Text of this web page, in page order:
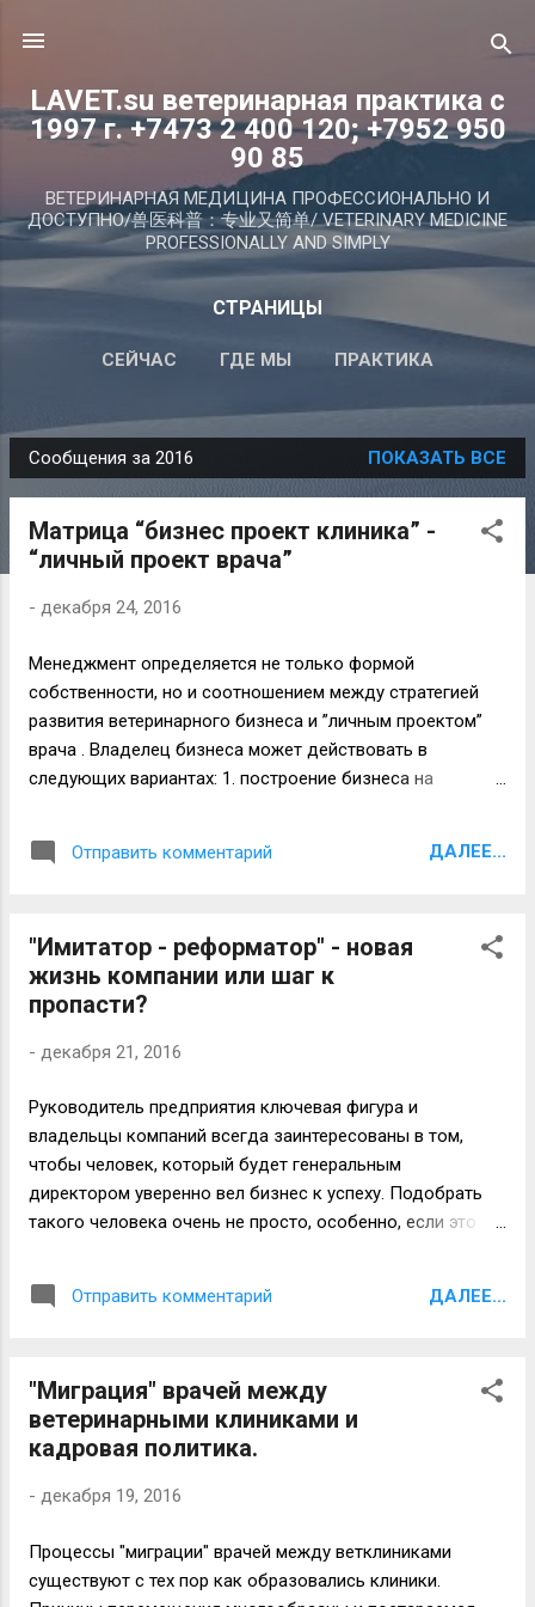
LAVET.su ветеринарная практика с
1997 г. +7473 2 400 120; +7952 950
90 85
ВЕТЕРИНАРНАЯ МЕДИЦИНА ПРОФЕССИОНАЛЬНО И
ДОСТУПНО/兽医科普：专业又简单/ VETERINARY MEDICINE
PROFESSIONALLY AND SIMPLY
СТРАНИЦЫ
СЕЙЧАС ГДЕ МЫ ПРАКТИКА
ID (ЧИП) ПОДРОБНЕЕ…
С
о
щ
Сообщения за 2016 ПОКАЗАТЬ ВСЕ
Матрица “бизнес проект клиника” -
“личный проект врача”
- декабря 24, 2016
Менеджмент определяется не только формой
собственности, но и соотношением между стратегией
развития ветеринарного бизнеса и ”личным проектом”
врача . Владелец бизнеса может действовать в
следующих вариантах: 1. построение бизнеса на
возможной прибыли за короткое время с неясной
врача: 1. врач работает с целью профессионального
роста и карьерный рост планируется с составе
ветклиники 2.сознательная временная работа
образом образуется матрица вариантов “бизнес проект
“бизнес проект клиника” ) (по горизонтали - “личный
проект врача” ) ...
Отправить комментарий ДАЛЕЕ...
"Имитатор - реформатор" - новая
жизнь компании или шаг к
пропасти?
- декабря 21, 2016
Руководитель предприятия ключевая фигура и
владельцы компаний всегда заинтересованы в том,
чтобы человек, который будет генеральным
директором уверенно вел бизнес к успеху. Подобрать
такого человека очень не просто, особенно, если это
если это предприятие удаленно от крупных городов, а
значит и от кадрового резерва. Некоторое время назад,
наблюдать действия одного "руководителя -
сельхозника". Слова руководитель и сельхозник
сознательно беру в ковычки. Совершенно по скрытым
сельхозпредприятии был назначен предпенсионного
Реформы его были очень простые и для него
правильные. Он начал избавляться от людей, которые
Отправить комментарий ДАЛЕЕ...
"Миграция" врачей между
ветеринарными клиниками и
кадровая политика.
- декабря 19, 2016
Процессы "миграции" врачей между ветклиниками
существуют с тех пор как образовались клиники.